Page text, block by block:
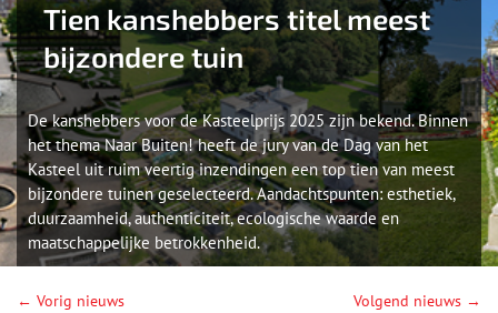
Tien kanshebbers titel meest
bijzondere tuin
De kanshebbers voor de Kasteelprijs 2025 zijn bekend. Binnen
het thema Naar Buiten! heeft de jury van de Dag van het
Kasteel uit ruim veertig inzendingen een top tien van meest
bijzondere tuinen geselecteerd. Aandachtspunten: esthetiek,
duurzaamheid, authenticiteit, ecologische waarde en
maatschappelijke betrokkenheid.
← Vorig nieuws Volgend nieuws →